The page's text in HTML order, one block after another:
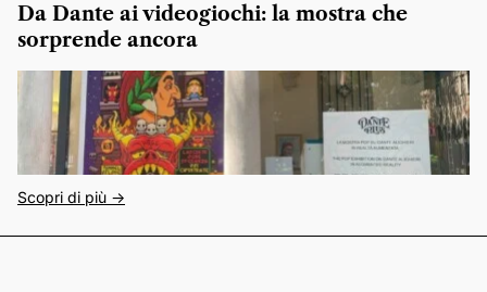
Da Dante ai videogiochi: la mostra che
sorprende ancora
Scopri di più ->